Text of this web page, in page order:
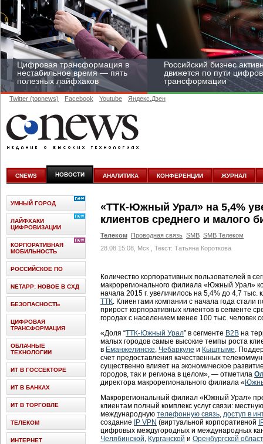
Цифровая трансформация в
нестабильное время — пять
полезных лайфхаков
Российский бизнес
движется по пути
трансформации
цифровизироваться со
скоростью крупных
корпораций
Twitter (topnews) Facebook Youtube Яндекс.Дзен
CNEWS НОВОСТИ АНАЛИТИКА КОНФЕРЕНЦИИ ЖУРНАЛ
«ТТК-Южный Урал» на 5,4%
клиентов среднего и малого
Телеком Проводная связь SMB SMB Телеком
28.08 15:08, Мск , Текст: Татьяна Короткова
Количество корпоративных пользователей в
макрорегионального филиала «Южный Урал»
начала 2015 г. увеличилось на 5,4% до 4,7
ТТК. Клиентами компании с начала года стали
прирост корпоративных клиентов в сегменте
городах с населением менее 100 тыс. человек
«Доля “ТТК-Южный Урал” в сегменте B2B на
малых городов самые высокие темпы роста
в Еманжелинске, Чебаркуле и Кыштыме.
счет предоставления качественных
существенно влияет на экономическое
городов, так и региона в целом», — отметила
директора макрорегионального филиала «
Макрорегиональный филиал «Южный Урал»
клиентам полный комплекс услуг связи:
международную телефонную связь, доступ в
создание
IP VPN (виртуальной корпоративной
цифровых междугородных и международных
Челябинской, Курганской и Оренбургской
УМНЫЙ ГОРОД
ЛАЙФХАКИ
ЦИФРОВИЗАЦИИ
КОРПОРАТИВНАЯ
МОБИЛЬНОСТЬ
РОССИЙСКОЕ ПО
NETAPP: НОВОЕ В СХД
БЕЗОПАСНОСТЬ
ЦИФРОВАЯ
ТРАНСФОРМАЦИЯ
ОБЛАЧНЫЕ
ТЕХНОЛОГИИ
ИТ В ГОССЕКТОРЕ
ИТ В БАНКАХ
ИТ В ТОРГОВЛЕ
ТЕЛЕКОМ
ИНТЕРНЕТ